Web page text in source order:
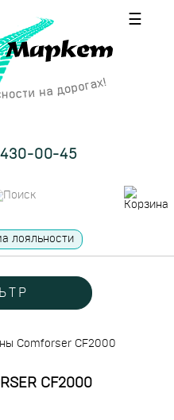
☰
00-45
лояльности
Comforser CF2000
CF2000